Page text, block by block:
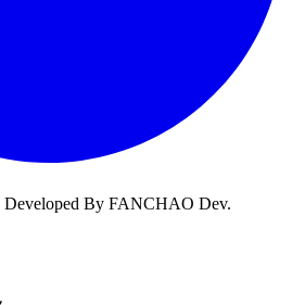
Developed By FANCHAO Dev.